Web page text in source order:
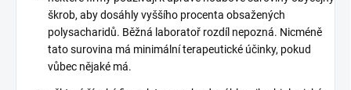
škrob, aby dosáhly vyššího procenta obsažených
polysacharidů. Běžná laboratoř rozdíl nepozná. Nicméně
tato surovina má minimální terapeutické účinky, pokud
vůbec nějaké má.